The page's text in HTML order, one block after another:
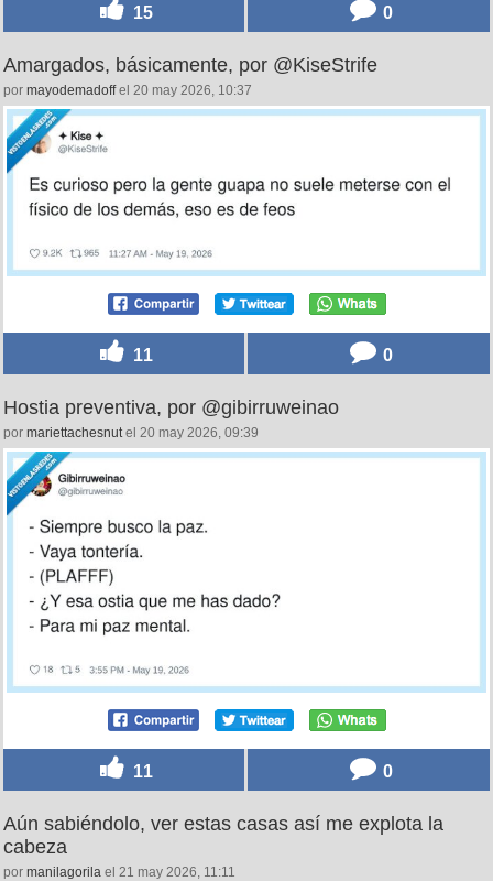
15 0
Amargados, básicamente, por @KiseStrife
por mayodemadoffel 20 may 2026, 10:37
11 0
Hostia preventiva, por @gibirruweinao
por mariettachesnut el 20 may 2026, 09:39
11 0
Aún sabiéndolo, ver estas casas así me explota la
cabeza
por manilagorila el 21 may 2026, 11:11